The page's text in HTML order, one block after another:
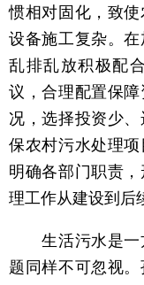
惯相对固化，致
设备施工复杂。
乱排乱放积极配
议，合理配置保
况，选择投资少
保农村污水处理
明确各部门职责
理工作从建设到后
生活污水是一
题同样不可忽视